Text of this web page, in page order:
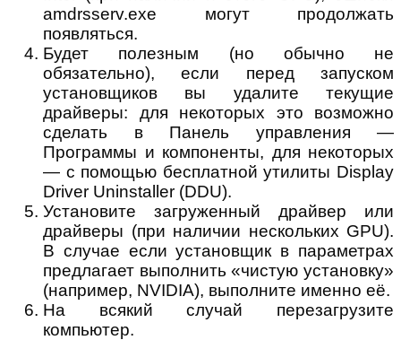
amdrsserv.exe могут продолжать
появляться.
Будет полезным (но обычно не
обязательно), если перед запуском
установщиков вы удалите текущие
драйверы: для некоторых это возможно
сделать в Панель управления —
Программы и компоненты, для некоторых
— с помощью бесплатной утилиты Display
Driver Uninstaller (DDU).
Установите загруженный драйвер или
драйверы (при наличии нескольких GPU).
В случае если установщик в параметрах
предлагает выполнить «чистую установку»
(например, NVIDIA), выполните именно её.
На всякий случай перезагрузите
компьютер.